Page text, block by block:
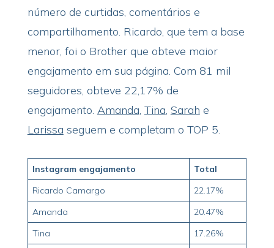
número de curtidas, comentários e
compartilhamento. Ricardo, que tem a base
menor, foi o Brother que obteve maior
engajamento em sua página. Com 81 mil
seguidores, obteve 22,17% de
engajamento. Amanda Tina Sarah e
Larissa seguem e completam o TOP 5.
Instagram engajamento
Total
Ricardo Camargo
22.17%
Amanda
20.47%
Tina
17.26%